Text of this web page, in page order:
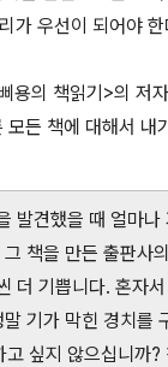
가 우선이 되어야 한
용의 책읽기>의 저
모든 책에 대해서 내
발견했을 때 얼마나
책을 만든 출판사
더 기쁩니다. 혼자
기가 막힌 경치를
고 싶지 않으십니까?